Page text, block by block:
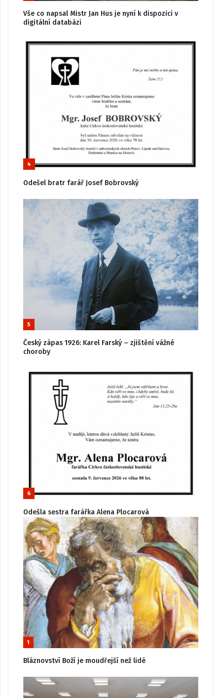
Vše co napsal Mistr Jan Hus je nyní k dispozici v
digitální databázi
4
Odešel bratr farář Josef Bobrovský
5
Český zápas 1926: Karel Farský – zjištění vážné
choroby
6
Odešla sestra farářka Alena Plocarová
1
Bláznovství Boží je moudřejší než lidé